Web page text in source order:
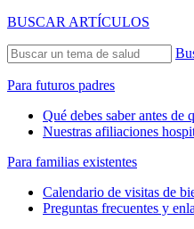
BUSCAR ARTÍCULOS
Para futuros padres
Qué debes saber antes de
Nuestras afiliaciones
Para familias existentes
Calendario de visitas de
Preguntas frecuentes y